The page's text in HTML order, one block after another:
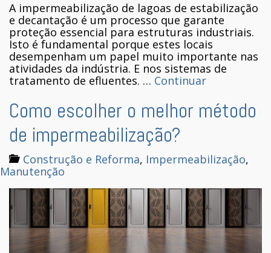
A impermeabilização de lagoas de estabilização
e decantação é um processo que garante
proteção essencial para estruturas industriais.
Isto é fundamental porque estes locais
desempenham um papel muito importante nas
atividades da indústria. E nos sistemas de
tratamento de efluentes. … Continuar
Como escolher o melhor método
de impermeabilização?
Construção e Reforma, Impermeabilização,
Manutenção